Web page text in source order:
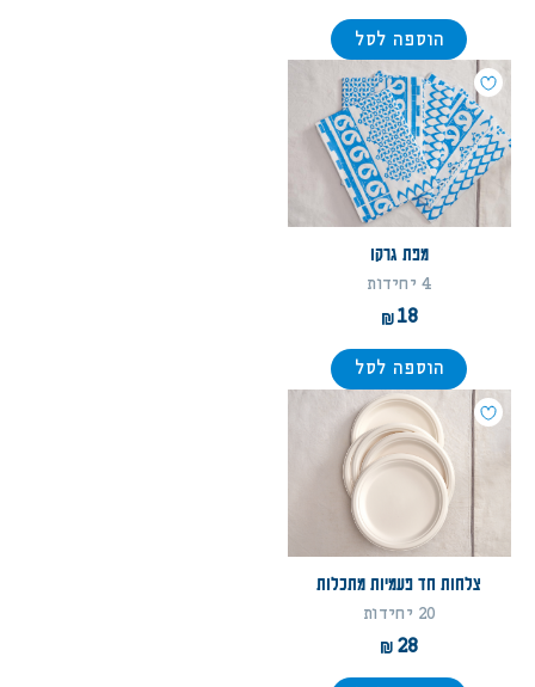
הוספה לסל
מפת גרקו
4 יחידות
18
הוספה לסל
צלחות חד פעמיות מתכלות
20 יחידות
28